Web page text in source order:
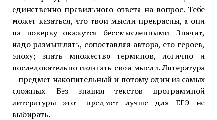
единственно правильного ответа на вопрос. Тебе
может казаться, что твои мысли прекрасны, а они
на поверку окажутся бессмысленными. Значит,
надо размышлять, сопоставляя автора, его героев,
эпоху; знать множество терминов, логично и
последовательно излагать свои мысли. Литература
– предмет накопительный и потому один из самых
сложных. Без знания текстов программной
литературы этот предмет лучше для ЕГЭ не
выбирать.